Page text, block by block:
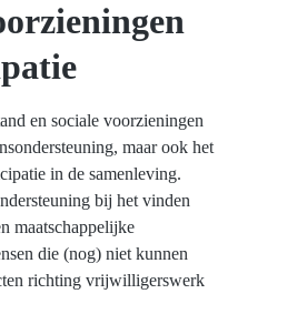
en sociale voorzieningen
maar ook het
in de samenleving.
bij het vinden
maatschappelijke
die (nog) niet kunnen
richting vrijwilligerswerk